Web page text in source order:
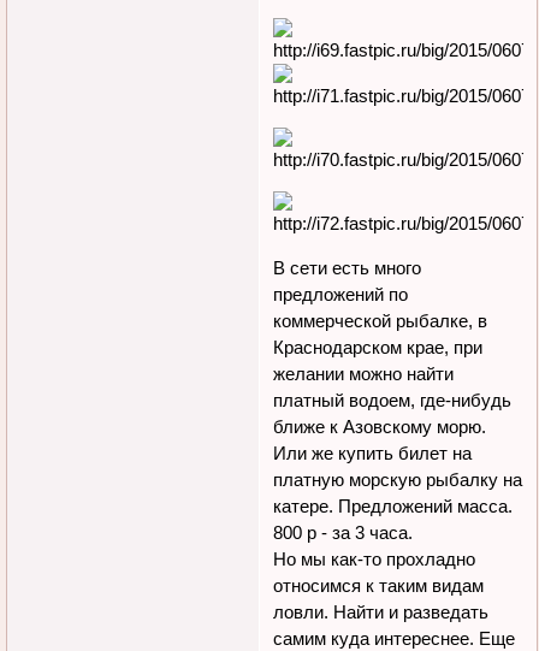
В сети есть много
предложений по
коммерческой рыбалке, в
Краснодарском крае, при
желании можно найти
платный водоем, где-нибудь
ближе к Азовскому морю.
Или же купить билет на
платную морскую рыбалку на
катере. Предложений масса.
800 р - за 3 часа.
Но мы как-то прохладно
относимся к таким видам
ловли. Найти и разведать
самим куда интереснее. Еще